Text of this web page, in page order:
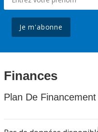
Je m'abonne
Finances
Plan De